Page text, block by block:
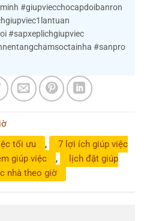
#giupviecchocapdoibanron
#sapxeplichgiupviec
#sanpro
tối ưu ,
7 lợi ích giúp việc
giúp việc ,
lịch đặt giúp
nhà theo giờ